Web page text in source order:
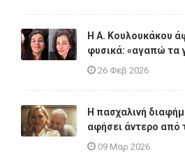
Η A. Κουλουκάκου
φυσικά: «αγαπώ τα
26 Φεβ 2026
Η πασχαλινή
αφήσει άντερο από
09 Μαρ 2026